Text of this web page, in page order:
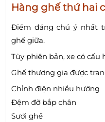
Hàng ghế thứ hai
Điểm đáng chú ý nhất
ghế giữa.
Tùy phiên bản, xe có cấu
Ghế thương gia được
Chỉnh điện nhiều hướng
Đệm đỡ bắp chân
Sưởi ghế